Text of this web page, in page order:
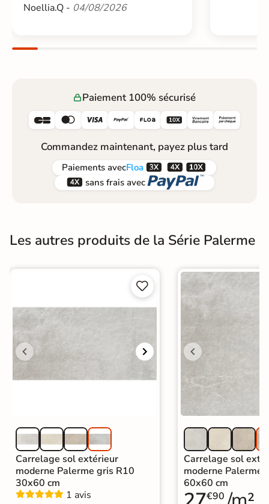
Noellia.Q - 04/08/2026
Paiement 100% sécurisé
     
Commandez maintenant, payez plus tard
Paiements avecFloa  
 sans frais avec 
Les autres produits de la Série Palerme


Carrelage sol extérieur
moderne Palerme gris R10
30x60 cm
1 avis
Carrelage sol
moderne Palerme
60x60 cm
€90